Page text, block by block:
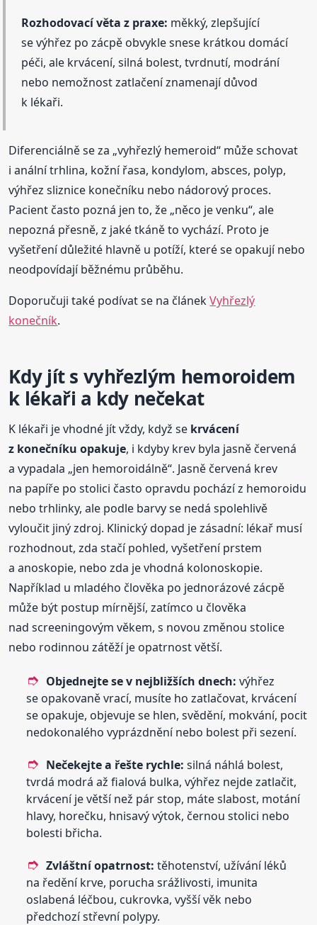
Rozhodovací věta z praxe: měkký, zlepšující
se výhřez po zácpě obvykle snese krátkou domácí
péči, ale krvácení, silná bolest, tvrdnutí, modrání
nebo nemožnost zatlačení znamenají důvod
k lékaři.
Diferenciálně se za „vyhřezlý hemeroid“ může schovat
i anální trhlina, kožní řasa, kondylom, absces, polyp,
výhřez sliznice konečníku nebo nádorový proces.
Pacient často pozná jen to, že „něco je venku“, ale
nepozná přesně, z jaké tkáně to vychází. Proto je
vyšetření důležité hlavně u potíží, které se opakují nebo
neodpovídají běžnému průběhu.
Doporučuji také podívat se na článekVyhřezlý
konečník.
Kdy jít s vyhřezlým hemoroidem
k lékaři a kdy nečekat
K lékaři je vhodné jít vždy, když se krvácení
z konečníku opakuje, i kdyby krev byla jasně červená
a vypadala „jen hemoroidálně“. Jasně červená krev
na papíře po stolici často opravdu pochází z hemoroidu
nebo trhlinky, ale podle barvy se nedá spolehlivě
vyloučit jiný zdroj. Klinický dopad je zásadní: lékař musí
rozhodnout, zda stačí pohled, vyšetření prstem
a anoskopie, nebo zda je vhodná kolonoskopie.
Například u mladého člověka po jednorázové zácpě
může být postup mírnější, zatímco u člověka
nad screeningovým věkem, s novou změnou stolice
nebo rodinnou zátěží je opatrnost větší.
Objednejte se v nejbližších dnech: výhřez
se opakovaně vrací, musíte ho zatlačovat, krvácení
se opakuje, objevuje se hlen, svědění, mokvání, pocit
nedokonalého vyprázdnění nebo bolest při sezení.
Nečekejte a řešte rychle: silná náhlá bolest,
tvrdá modrá až fialová bulka, výhřez nejde zatlačit,
krvácení je větší než pár stop, máte slabost, motání
hlavy, horečku, hnisavý výtok, černou stolici nebo
bolesti břicha.
Zvláštní opatrnost: těhotenství, užívání léků
na ředění krve, porucha srážlivosti, imunita
oslabená léčbou, cukrovka, vyšší věk nebo
předchozí střevní polypy.